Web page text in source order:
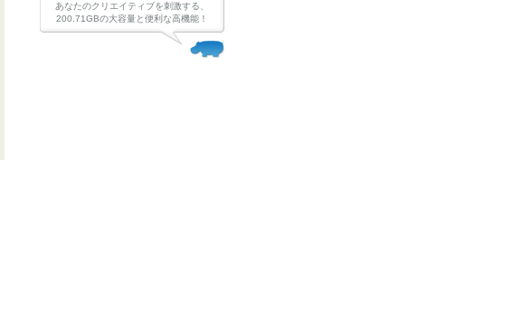
あなたのクリエイティブを刺激する、
200.71GBの大容量と便利な高機能！